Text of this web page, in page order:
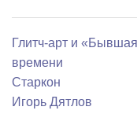
Глитч-арт и
времени
Старкон
Игорь Дятлов